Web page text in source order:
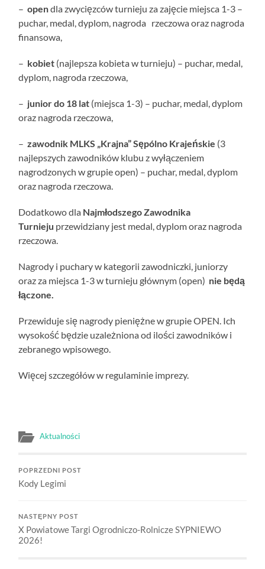
–opendla zwycięzców turnieju za zajęcie miejsca 1-3 –
puchar, medal, dyplom, nagroda rzeczowa oraz nagroda
finansowa,
– kobiet (najlepsza kobieta w turnieju) – puchar, medal,
dyplom, nagroda rzeczowa,
– junior do 18 lat (miejsca 1-3) – puchar, medal, dyplom
oraz nagroda rzeczowa,
–zawodnik MLKS „Krajna” Sępólno Krajeńskie (3
najlepszych zawodników klubu z wyłączeniem
nagrodzonych w grupie open) – puchar, medal, dyplom
oraz nagroda rzeczowa.
Dodatkowo dla Najmłodszego Zawodnika
Turnieju przewidziany jest medal, dyplom oraz nagroda
rzeczowa.
Nagrody i puchary w kategorii zawodniczki, juniorzy
oraz za miejsca 1-3 w turnieju głównym (open) nie będą
łączone.
Przewiduje się nagrody pieniężne w grupie OPEN. Ich
wysokość będzie uzależniona od ilości zawodników i
zebranego wpisowego.
Więcej szczegółów w regulaminie imprezy.
Aktualności
POPRZEDNI POST
Kody Legimi
NASTĘPNY POST
X Powiatowe Targi Ogrodniczo-Rolnicze SYPNIEWO
2026!